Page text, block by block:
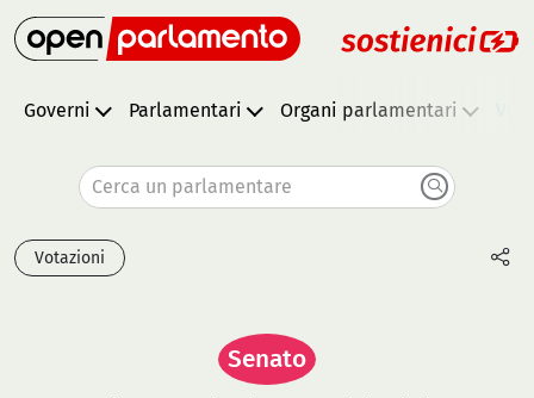
Governi Parlamentari Organi parlamentari
Cerca un parlamentare
Votazioni
Senato